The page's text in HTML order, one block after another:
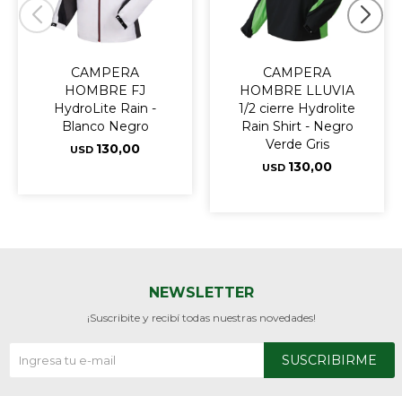
CAMPERA
HOMBRE FJ
HydroLite Rain -
Blanco Negro
USD 130,00
CAMPERA
HOMBRE LLUVIA
1/2 cierre Hydrolite
Rain Shirt - Negro
Verde Gris
USD 130,00
NEWSLETTER
¡Suscribite y recibí todas nuestras novedades!
SUSCRIBIRME